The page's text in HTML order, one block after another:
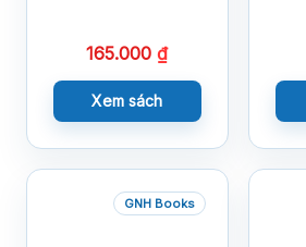
165.000₫
Xem sách
GNH Books